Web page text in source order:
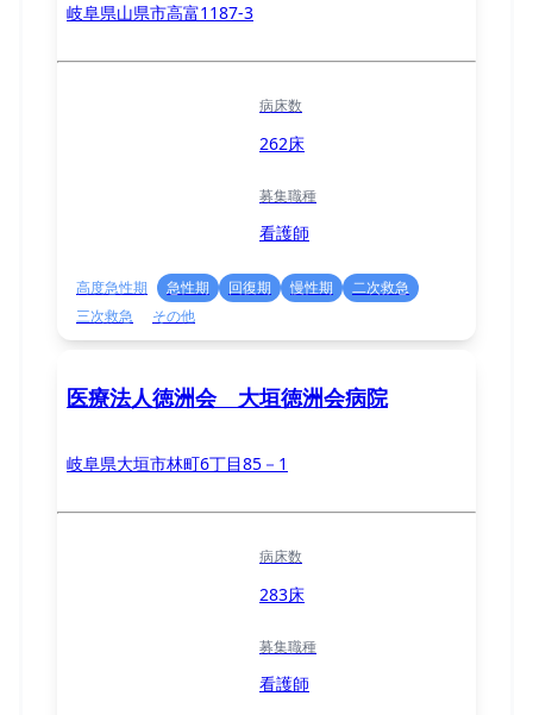
岐阜県山県市高富1187-3
病床数
262床
募集職種
看護師
高度急性期 急性期 回復期 慢性期
二次救急
三次救急
その他
医療法人徳洲会 大垣徳洲会病院
岐阜県大垣市林町6丁目85－1
病床数
283床
募集職種
看護師